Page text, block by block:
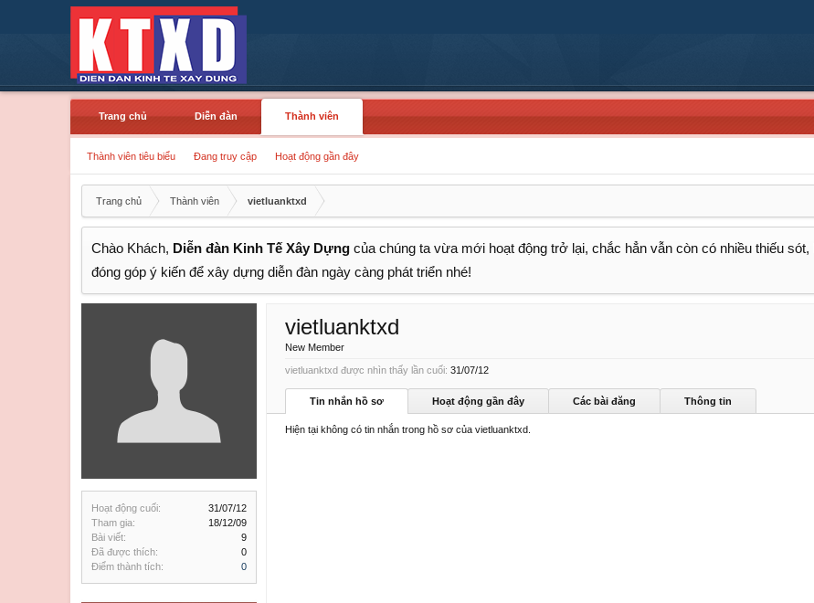
Trang chủ
Diễn đàn Thành viên
Thành viên tiêu biểu Đang truy cập Hoạt động gần đây
Trang chủ Thành viên vietluanktxd
Chào Khách, Diễn đàn Kinh Tế Xây Dựng của chúng ta vừa mới hoạt động trở lại, chắc hẳn vẫn còn có nhiều thiếu
đóng góp ý kiến để xây dựng diễn đàn ngày càng phát triển nhé!
Hoạt động cuối:
31/07/12
Tham gia:
18/12/09
Bài viết:
9
Đã được thích:
0
Điểm thành tích:
0
vietluanktxd
New Member
vietluanktxd được nhìn thấy lần cuối: 31/07/12
Tin nhắn hồ sơ Hoạt động gần đây Các bài đăng Thông tin
Hiện tại không có tin nhắn trong hồ sơ của vietluanktxd.